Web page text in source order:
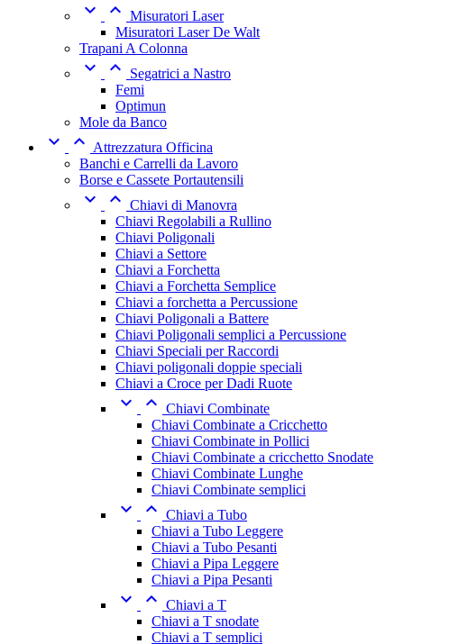
  Misuratori Laser
Misuratori Laser De Walt
Trapani A Colonna
 
Segatrici a Nastro
Femi
Optimun
Mole da Banco
  Attrezzatura Officina
Banchi e Carrelli da Lavoro
Borse e Cassete Portautensili
  Chiavi di Manovra
Chiavi Regolabili a Rullino
Chiavi Poligonali
Chiavi a Settore
Chiavi a Forchetta
Chiavi a Forchetta Semplice
Chiavi a forchetta a Percussione
Chiavi Poligonali a Battere
Chiavi Poligonali semplici a Percussione
Chiavi Speciali per Raccordi
Chiavi poligonali doppie speciali
Chiavi a Croce per Dadi Ruote
  Chiavi Combinate
Chiavi Combinate a Cricchetto
Chiavi Combinate in Pollici
Chiavi Combinate a cricchetto Snodate
Chiavi Combinate Lunghe
Chiavi Combinate semplici
  Chiavi a Tubo
Chiavi a Tubo Leggere
Chiavi a Tubo Pesanti
Chiavi a Pipa Leggere
Chiavi a Pipa Pesanti
  Chiavi a T
Chiavi a T snodate
Chiavi a T semplici